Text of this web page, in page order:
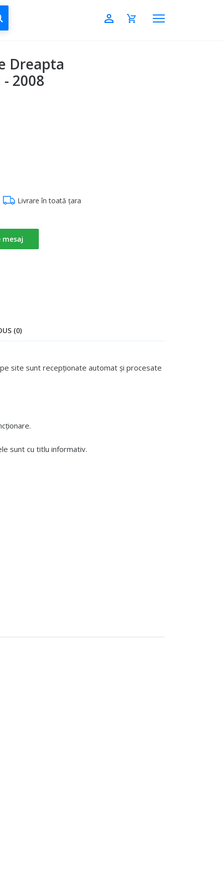
CAUTĂ
Dreapta
2008
Livrare în toată țara
site sunt recepționate automat și procesate
sunt cu titlu informativ.
(0)